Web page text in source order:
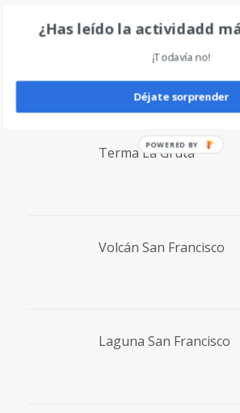
Volcán Incahuasi
Terma La Gruta
Volcán San Francisco
Laguna San Francisco
¿Has leído la actividadd
¡Todavía no!
Déjate sorprender
POWERED BY